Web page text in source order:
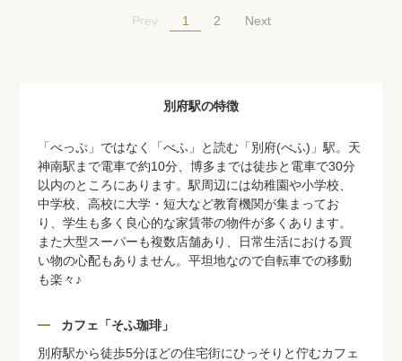
Prev 1 2 Next
別府駅の特徴
「べっぷ」ではなく「べふ」と読む「別府(べふ)」駅。天
神南駅まで電車で約10分、博多までは徒歩と電車で30分
以内のところにあります。駅周辺には幼稚園や小学校、
中学校、高校に大学・短大など教育機関が集まってお
り、学生も多く良心的な家賃帯の物件が多くあります。
また大型スーパーも複数店舗あり、日常生活における買
い物の心配もありません。平坦地なので自転車での移動
も楽々♪
カフェ「そふ珈琲」
別府駅から徒歩5分ほどの住宅街にひっそりと佇むカフェ